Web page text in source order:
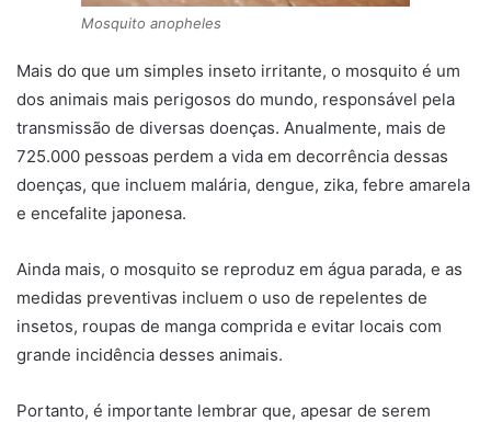
Mosquito anopheles
Mais do que um simples inseto irritante, o mosquito é um
dos animais mais perigosos do mundo, responsável pela
transmissão de diversas doenças. Anualmente, mais de
725.000 pessoas perdem a vida em decorrência dessas
doenças, que incluem malária, dengue, zika, febre amarela
e encefalite japonesa.
Ainda mais, o mosquito se reproduz em água parada, e as
medidas preventivas incluem o uso de repelentes de
insetos, roupas de manga comprida e evitar locais com
grande incidência desses animais.
Portanto, é importante lembrar que, apesar de serem